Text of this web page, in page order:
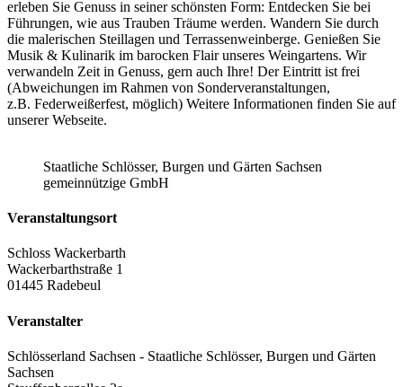
erleben Sie Genuss in seiner schönsten Form: Entdecken Sie bei
Führungen, wie aus Trauben Träume werden. Wandern Sie durch
die malerischen Steillagen und Terrassenweinberge. Genießen Sie
Musik & Kulinarik im barocken Flair unseres Weingartens. Wir
verwandeln Zeit in Genuss, gern auch Ihre! Der Eintritt ist frei
(Abweichungen im Rahmen von Sonderveranstaltungen,
z.B. Federweißerfest, möglich) Weitere Informationen finden Sie auf
unserer Webseite.
Staatliche Schlösser, Burgen und Gärten Sachsen
gemeinnützige GmbH
Veranstaltungsort
Schloss Wackerbarth
Wackerbarthstraße 1
01445 Radebeul
Veranstalter
Schlösserland Sachsen - Staatliche Schlösser, Burgen und Gärten
Sachsen